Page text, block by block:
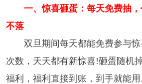
一、惊喜砸蛋：每天免费抽
不落
双旦期间每天都能免费参与
次数，天天都有新惊喜!砸蛋随机
福利，福利直接到账，到手就能